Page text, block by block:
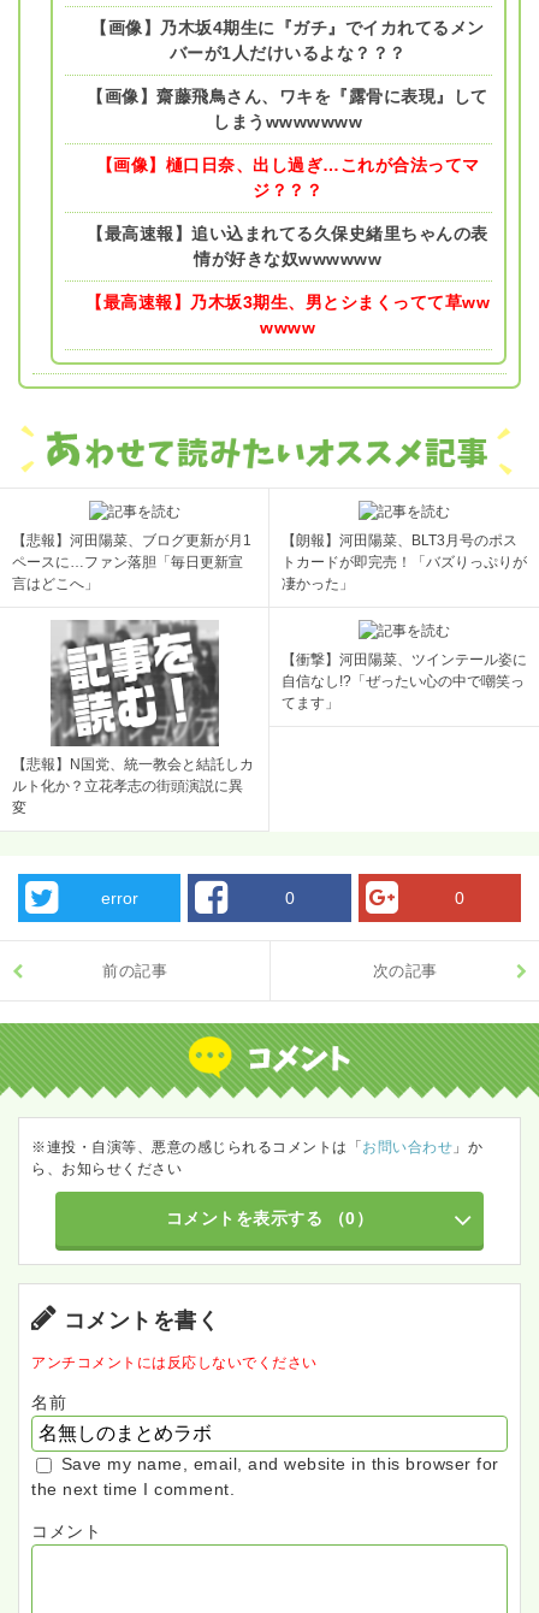
【画像】乃木坂4期生に『ガチ』でイカれてるメン
バーが1人だけいるよな？？？
【画像】齋藤飛鳥さん、ワキを『露骨に表現』して
しまうwwwwwww
【画像】樋口日奈、出し過ぎ…これが合法ってマ
ジ？？？
【最高速報】追い込まれてる久保史緒里ちゃんの表
情が好きな奴wwwwww
【最高速報】乃木坂3期生、男とシまくってて草ww
wwww
【悲報】河田陽菜、ブログ更新が月1
ペースに…ファン落胆「毎日更新宣
言はどこへ」
【朗報】河田陽菜、BLT3月号のポス
トカードが即完売！「バズりっぷりが
凄かった」
【悲報】N国党、統一教会と結託しカ
ルト化か？立花孝志の街頭演説に異
変
【衝撃】河田陽菜、ツインテール姿に
自信なし!?「ぜったい心の中で嘲笑っ
てます」
error 0 0
前の記事 次の記事
※連投・自演等、悪意の感じられるコメントは「 お問い合わせ 」か
ら、お知らせください
コメントを表示する （0）
コメントを書く
アンチコメントには反応しないでください
名前
Save my name, email, and website in this browser for
the next time I comment.
コメント